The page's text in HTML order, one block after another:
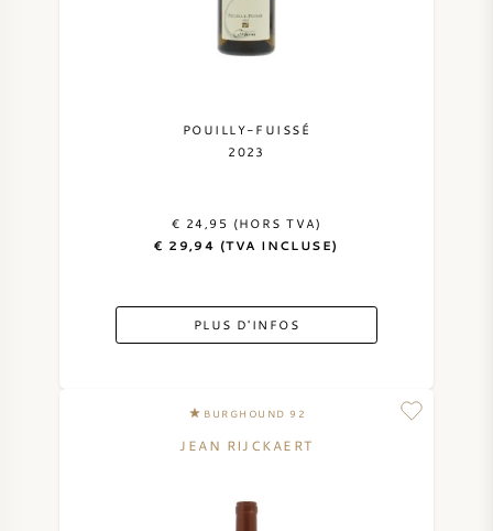
POUILLY-FUISSÉ
2023
€ 24,95 (HORS TVA)
€ 29,94 (TVA INCLUSE)
PLUS D'INFOS
BURGHOUND 92
JEAN RIJCKAERT